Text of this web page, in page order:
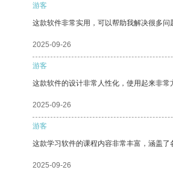
游客
这款软件非常实用，可以帮助我解决很多问
2025-09-26
游客
这款软件的设计非常人性化，使用起来非常
2025-09-26
游客
这款学习软件的课程内容非常丰富，涵盖了
2025-09-26